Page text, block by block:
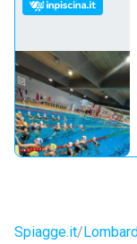
Spiagge.it